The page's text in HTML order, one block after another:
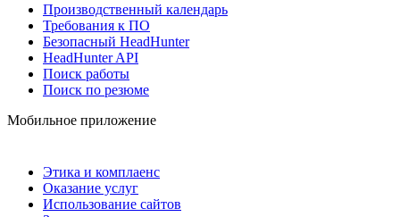
Производственный календарь
Требования к ПО
Безопасный HeadHunter
HeadHunter API
Поиск работы
Поиск по резюме
Мобильное приложение
Этика и комплаенс
Оказание услуг
Использование сайтов